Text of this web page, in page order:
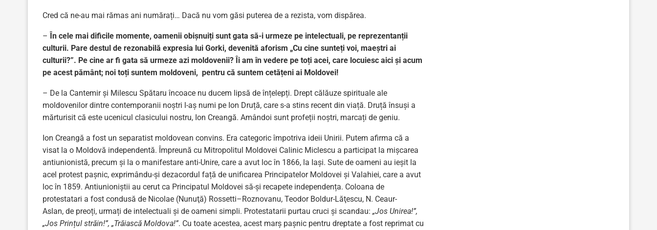
Cred că ne-au mai rămas ani numărați… Dacă nu vom găsi puterea de a rezista, vom dispărea.
– În cele mai dificile momente, oamenii obișnuiți sunt gata să-i urmeze pe intelectuali, pe reprezentanții
culturii. Pare destul de rezonabilă expresia lui Gorki, devenită aforism „Cu cine sunteți voi, maeștri ai
culturii?”. Pe cine ar fi gata să urmeze azi moldovenii? Îi am în vedere pe toți acei, care locuiesc aici și acum
pe acest pământ; noi toți suntem moldoveni, pentru că suntem cetățeni ai Moldovei!
– De la Cantemir și Milescu Spătaru încoace nu ducem lipsă de înțelepți. Drept călăuze spirituale ale
moldovenilor dintre contemporanii noștri l-aș numi pe Ion Druță, care s-a stins recent din viață. Druță însuși a
mărturisit că este ucenicul clasicului nostru, Ion Creangă. Amândoi sunt profeții noștri, marcați de geniu.
Ion Creangă a fost un separatist moldovean convins. Era categoric împotriva ideii Unirii. Putem afirma că a
visat la o Moldovă independentă. Împreună cu Mitropolitul Moldovei Calinic Miclescu a participat la mișcarea
antiunionistă, precum și la o manifestare anti-Unire, care a avut loc în 1866, la Iași. Sute de oameni au ieșit la
acel protest pașnic, exprimându-și dezacordul față de unificarea Principatelor Moldovei și Valahiei, care a avut
loc în 1859. Antiunioniștii au cerut ca Principatul Moldovei să-și recapete independența. Coloana de
protestatari a fost condusă de Nicolae (Nunuţă) Rossetti–Roznovanu, Teodor Boldur-Lăţescu, N. Ceaur-
Aslan, de preoți, urmați de intelectuali și de oameni simpli. Protestatarii purtau cruci și scandau: „Jos Unirea!”,
„Jos Prințul străin!”, „Trăiască Moldova!”. Cu toate acestea, acest marș pașnic pentru dreptate a fost reprimat cu